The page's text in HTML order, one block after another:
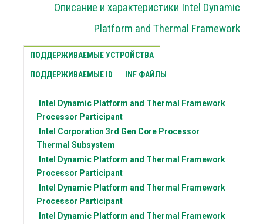
Описание и характеристики Intel Dynamic
Platform and Thermal Framework
ПОДДЕРЖИВАЕМЫЕ УСТРОЙСТВА
ПОДДЕРЖИВАЕМЫЕ ID INF ФАЙЛЫ
Intel
Dynamic Platform and Thermal Framework
Processor Participant
Intel Corporation 3rd Gen Core Processor
Thermal Subsystem
Intel
Dynamic Platform and Thermal Framework
Processor Participant
Intel
Dynamic Platform and Thermal Framework
Processor Participant
Intel
Dynamic Platform and Thermal Framework